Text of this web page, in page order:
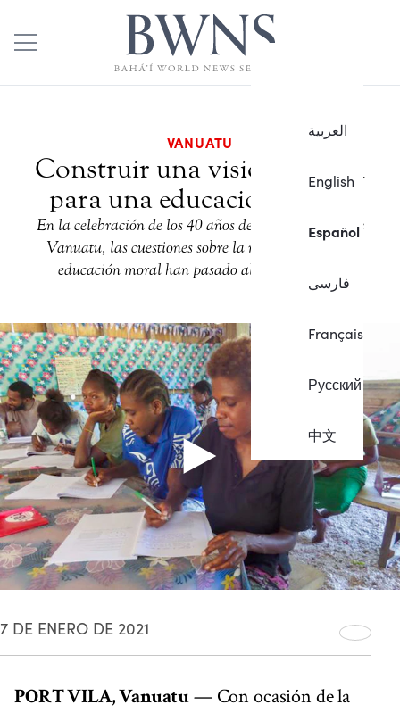
العربية
English
Español
فارسی
Français
Русский
中文
VANUATU
Construir una visión común
para una educación moral
En la celebración de los 40 años de independencia de
Vanuatu, las cuestiones sobre la necesidad de una
educación moral han pasado al primer plano.
7 DE ENERO DE 2021
PORT VILA, Vanuatu— Con ocasión de la